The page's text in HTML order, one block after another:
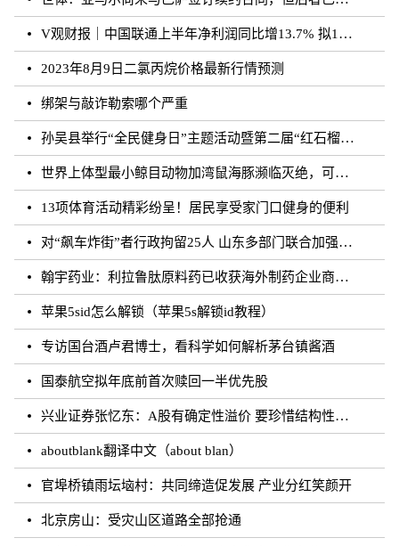
V观财报｜中国联通上半年净利润同比增13.7% 拟10派0.796元
2023年8月9日二氯丙烷价格最新行情预测
绑架与敲诈勒索哪个严重
孙吴县举行“全民健身日”主题活动暨第二届“红石榴杯”羽毛球比赛
世界上体型最小鲸目动物加湾鼠海豚濒临灭绝，可能仅剩10至13头
13项体育活动精彩纷呈！居民享受家门口健身的便利
对“飙车炸街”者行政拘留25人 山东多部门联合加强噪声污染防治工作
翰宇药业：利拉鲁肽原料药已收获海外制药企业商业批订单
苹果5sid怎么解锁（苹果5s解锁id教程）
专访国台酒卢君博士，看科学如何解析茅台镇酱酒
国泰航空拟年底前首次赎回一半优先股
兴业证券张忆东：A股有确定性溢价 要珍惜结构性行情
aboutblank翻译中文（about blan）
官埠桥镇雨坛垴村：共同缔造促发展 产业分红笑颜开
北京房山：受灾山区道路全部抢通